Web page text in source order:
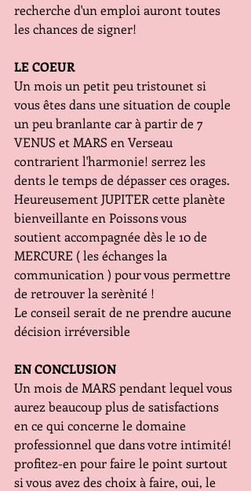
recherche d'un emploi auront toutes
les chances de signer!
LE COEUR
Un mois un petit peu tristounet si
vous êtes dans une situation de couple
un peu branlante car à partir de 7
VENUS et MARS en Verseau
contrarient l'harmonie! serrez les
dents le temps de dépasser ces orages.
Heureusement JUPITER cette planète
bienveillante en Poissons vous
soutient accompagnée dès le 10 de
MERCURE ( les échanges la
communication ) pour vous permettre
de retrouver la serènité !
Le conseil serait de ne prendre aucune
décision irréversible
EN CONCLUSION
Un mois de MARS pendant lequel vous
aurez beaucoup plus de satisfactions
en ce qui concerne le domaine
professionnel que dans votre intimité!
profitez-en pour faire le point surtout
si vous avez des choix à faire, oui, le